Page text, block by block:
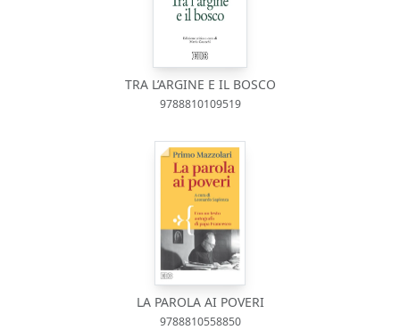
TRA L’ARGINE E IL BOSCO
9788810109519
LA PAROLA AI POVERI
9788810558850